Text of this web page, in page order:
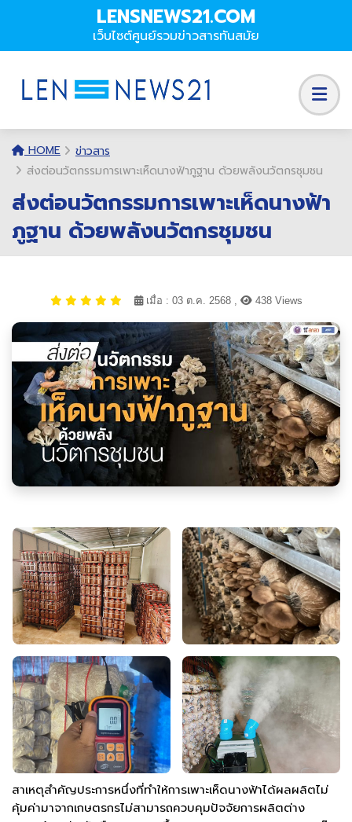
LENSNEWS21.COM
เว็บไซต์ศูนย์รวมข่าวสารทันสมัย
HOME
ข่าวสาร
ส่งต่อนวัตกรรมการเพาะเห็ดนางฟ้าภูฐาน ด้วยพลังนวัตกรชุมชน
ส่งต่อนวัตกรรมการเพาะเห็ดนางฟ้า
ภูฐาน ด้วยพลังนวัตกรชุมชน
เมื่อ : 03 ต.ค. 2568 , 438 Views
สาเหตุสำคัญประการหนึ่งที่ทำให้การเพาะเห็ดนางฟ้าได้ผลผลิตไม่
คุ้มค่ามาจากเกษตรกรไม่สามารถควบคุมปัจจัยการผลิตต่าง